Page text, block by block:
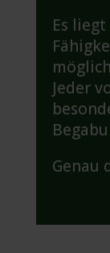
Es
Jeder
Genau